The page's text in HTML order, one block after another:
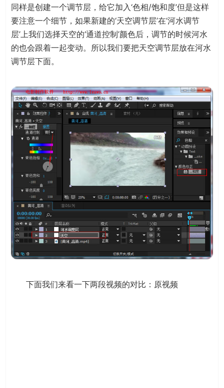
同样是创建一个调节层，给它加入‘色相/饱和度’但是这样
要注意一个细节，如果新建的‘天空调节层’在‘河水调节
层’上我们选择天空的‘通道控制’颜色后，调节的时候河水
的也会跟着一起变动。所以我们要把天空调节层放在河水
调节层下面。
下面我们来看一下两段视频的对比：原视频